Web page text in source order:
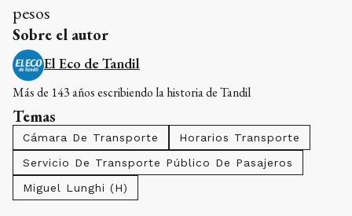
pesos
Sobre el autor
El Eco de Tandil
Más de 143 años escribiendo la historia de Tandil
Temas
Cámara De Transporte
Horarios Transporte
Servicio De Transporte Público De Pasajeros
Miguel Lunghi (h)